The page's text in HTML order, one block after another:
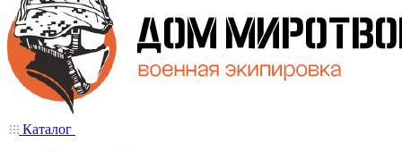
Каталог